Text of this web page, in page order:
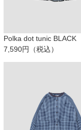
Polka dot tunic BLACK
7,590円（税込）